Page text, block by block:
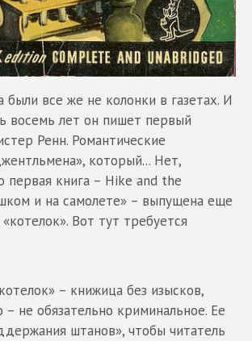
все же не колонки в газетах. И
восемь лет он пишет первый
Ренн. Романтические
который... Нет,
первая книга – Hike and the
и на самолете» – выпущена еще
Вот тут требуется
– книжица без изысков,
– не обязательно криминальное. Ее
штанов», чтобы читатель